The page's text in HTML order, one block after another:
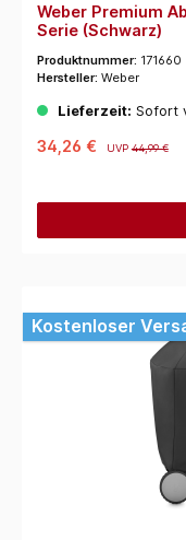
Weber Premium
Serie (Schwarz)
Produktnummer: 171660
Hersteller: Weber
Lieferzeit: Sofort
34,26 € UVP44,99 €
Kostenloser